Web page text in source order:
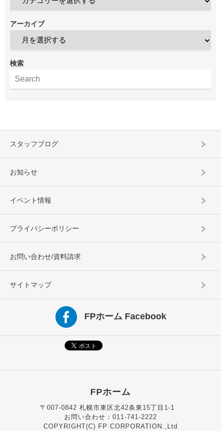
アーカイブ
検索
スタッフブログ
お知らせ
イベント情報
プライバシーポリシー
お問い合わせ/資料請求
サイトマップ
FPホーム Facebook
FPホーム
〒007-0842 札幌市東区北42条東15丁目1-1
お問い合わせ：011-741-2222
COPYRIGHT(C) FP CORPORATION.,Ltd